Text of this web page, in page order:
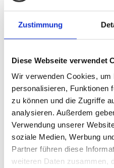
Zustimmung
Diese Webseite verwendet
Wir verwenden Cookies, um
personalisieren, Funktionen
zu können und die Zugriffe
analysieren. Außerdem
Verwendung unserer
soziale Medien, Werbung
Partner führen diese
weiteren Daten zusammen,